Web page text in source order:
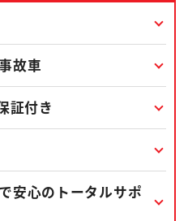
故車
証付き
安心のトータルサポ